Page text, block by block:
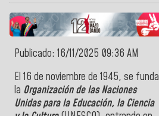
Publicado: 16/11/2025 09:36 AM
El 16 de noviembre de 1945, se funda
la Organización de las Naciones
Unidas para la Educación, la Ciencia